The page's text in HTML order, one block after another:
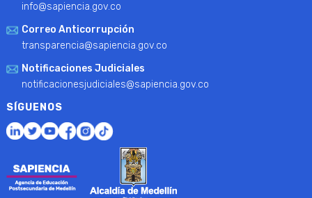
info@sapiencia.gov.co
Correo Anticorrupción
transparencia@sapiencia.gov.co
Notificaciones Judiciales
notificacionesjudiciales@sapiencia.gov.co
SÍGUENOS